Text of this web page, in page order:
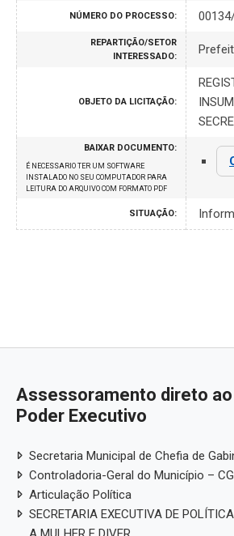
NÚMERO DO PROCESSO:
REPARTIÇÃO/SETOR
INTERESSADO:
OBJETO DA LICITAÇÃO:
BAIXAR DOCUMENTO:
É NECESSARIO TER UM SOFTWARE
INSTALADO NO SEU COMPUTADOR PARA
LEITURA DO ARQUIVO COM FORMATO PDF
SITUAÇÃO:
Assessoramento direto
Poder Executivo
Secretaria Municipal de Chefia de
Controladoria-Geral do Município –
Articulação Política
SECRETARIA EXECUTIVA DE